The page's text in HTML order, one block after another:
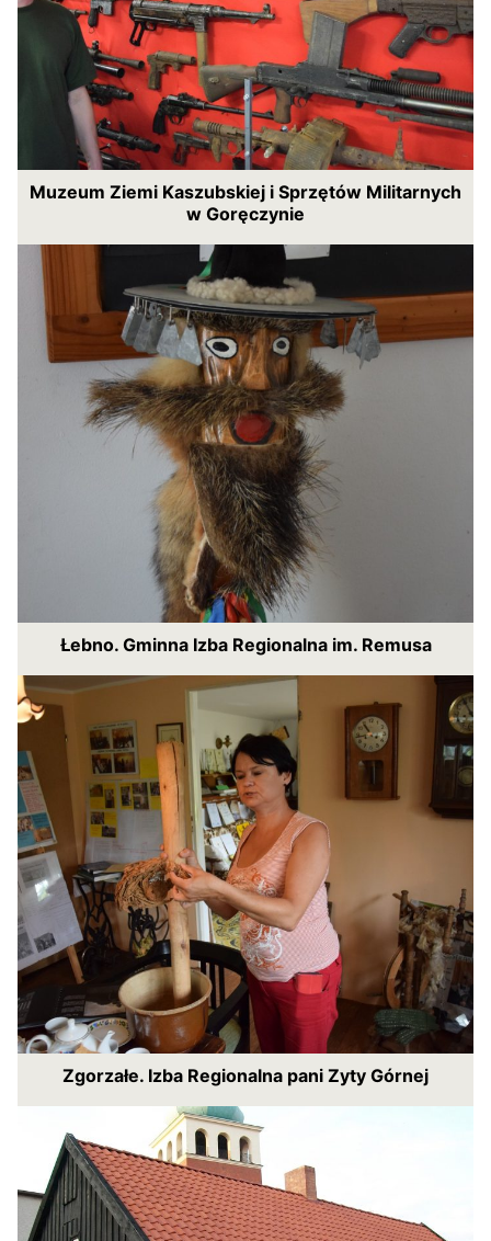
Muzeum Ziemi Kaszubskiej i Sprzętów Militarnych
w Goręczynie
Łebno. Gminna Izba Regionalna im. Remusa
Zgorzałe. Izba Regionalna pani Zyty Górnej